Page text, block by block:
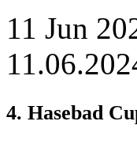
11 Jun
4. Hasebad